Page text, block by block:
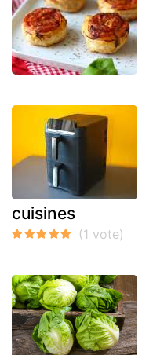
cuisines